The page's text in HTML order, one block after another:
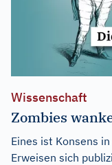
Wissenschaft
Zombies
Eines ist Konsens
Erweisen sich